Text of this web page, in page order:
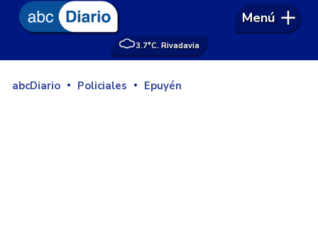
3.7°C. Rivadavia
Menú
abcDiario Policiales Epuyén